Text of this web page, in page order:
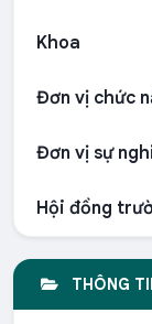
Khoa
Đơn vị chức
Đơn vị sự
Hội đồng
THÔNG